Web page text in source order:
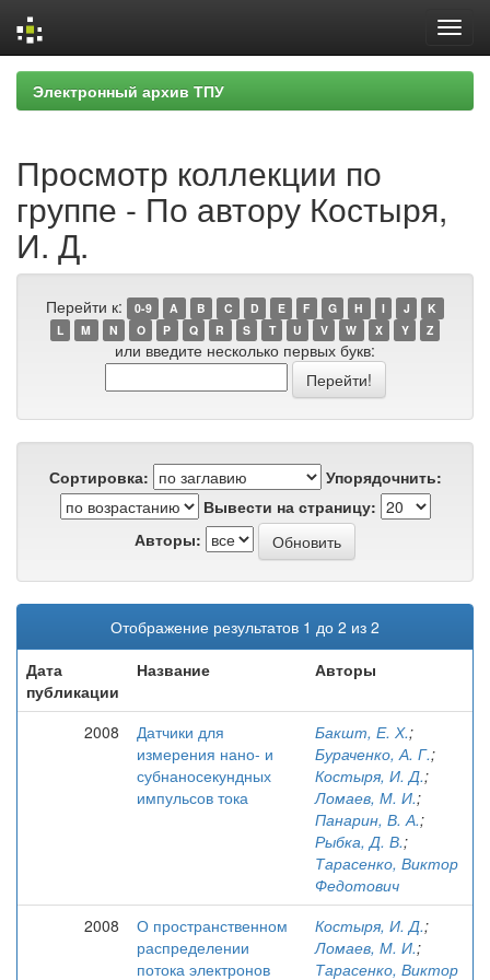
Skip
navigation
Электронный архив ТПУ
Просмотр коллекции по
группе - По автору Костыря,
И. Д.
Перейти к: 0-9 A B C D E F G H I J
K
L
M N O P Q R S T U V W X Y Z
или введите несколько первых букв:
Сортировка:
Упорядочнить:
Вывести на страницу:
Авторы:
Отображение результатов 1 до 2 из 2
Дата
публикации
Название Авторы
2008
Датчики для
измерения нано- и
субнаносекундных
импульсов тока
Бакшт, Е. Х.;
Бураченко, А. Г.;
Костыря, И. Д.;
Ломаев, М. И.;
Панарин, В. А.;
Рыбка, Д. В.;
Тарасенко, Виктор
Федотович
2008
О пространственном
распределении
потока электронов
Костыря, И. Д.;
Ломаев, М. И.;
Тарасенко, Виктор